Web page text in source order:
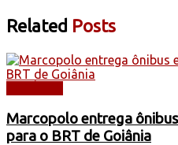
Related Posts
Marcopolo entrega
para o BRT de Goiânia